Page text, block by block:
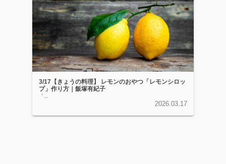
3/17【きょうの料理】 レモンのおやつ「レモンシロッ
プ」作り方｜飯塚有紀子
「...
2026.03.17